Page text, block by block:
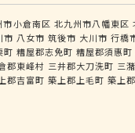
市小倉南区 北九州市八幡東区
市 八女市 筑後市 大川市 行橋
町 糟屋郡志免町 糟屋郡須惠町
郡東峰村 三井郡大刀洗町 三
郡吉富町 築上郡上毛町 築上